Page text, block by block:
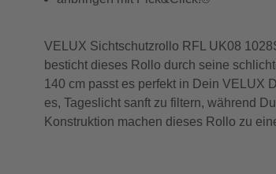
VELUX Sichtschutzrollo RFL UK08
besticht dieses Rollo durch seine
140 cm passt es perfekt in Dein VELUX
es, Tageslicht sanft zu filtern, während
Konstruktion machen dieses Rollo zu